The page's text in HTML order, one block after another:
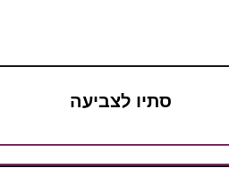
סתיו לצביעה